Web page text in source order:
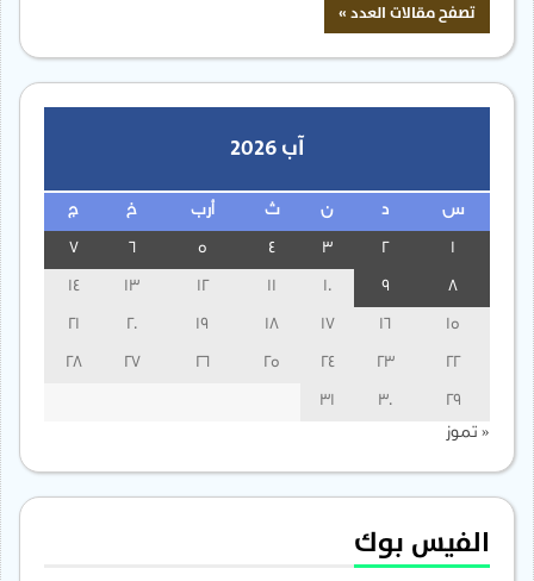
آب 2026
س ن ث أرب خ ج
3
13
14
15
16
17
18
19
20
21
22
23
24
25
26
27
28
29
30
31
« تموز
الفيس بوك